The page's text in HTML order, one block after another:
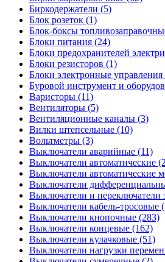
Биркодержатели (5)
Блок розеток (1)
Блок-боксы
Блоки питания (24)
Блоки предохранителей
Блоки резисторов (1)
Блоки электронные
Буровой инструмент и
Варисторы (11)
Вентиляторы (5)
Вентиляционные каналы (3)
Вилки штепсельные (10)
Вольтметры (3)
Выключатели аварийные (11)
Выключатели автоматические
Выключатели автоматические
Выключатели
Выключатели и переключатели
Выключатели кабель-тросовые
Выключатели кнопочные (283)
Выключатели концевые (162)
Выключатели кулачковые (51)
Выключатели нагрузки